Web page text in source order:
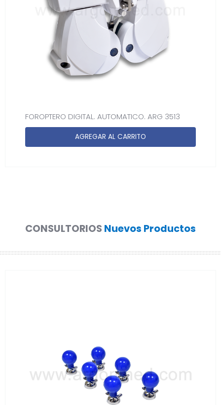
FOROPTERO DIGITAL. AUTOMATICO. ARG 3513
AGREGAR AL CARRITO
CONSULTORIOS Nuevos Productos